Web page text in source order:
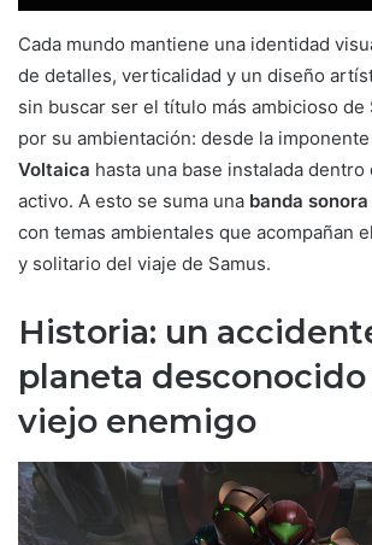
Cada mundo mantiene una identidad
de detalles, verticalidad y un diseño
sin buscar ser el título más ambicioso de
por su ambientación: desde la imponente
Voltaica hasta una base instalada dentro
activo. A esto se suma una banda
con temas ambientales que acompañan
y solitario del viaje de Samus.
Historia: un
planeta desconocido
viejo enemigo